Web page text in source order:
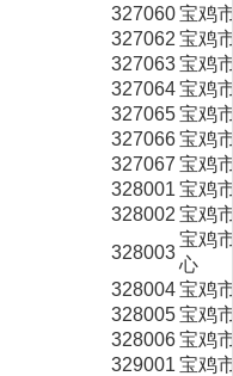
327060宝鸡
327062 宝鸡
327063宝鸡
327064宝鸡
327065宝鸡
327066宝鸡
327067 宝鸡
328001 宝鸡
328002 宝鸡
328003
宝鸡
心
328004宝鸡
328005宝鸡
328006宝鸡
329001 宝鸡